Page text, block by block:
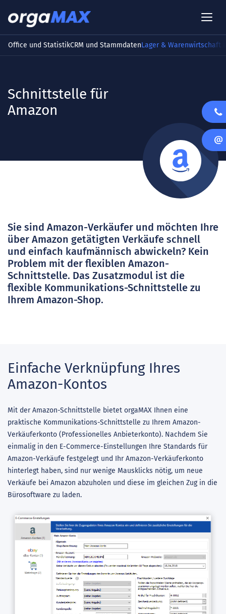
Office und StatistikCRM und StammdatenLager & Warenwirtschaft
Schnittstelle für
Amazon
Sie sind Amazon-Verkäufer und möchten Ihre
über Amazon getätigten Verkäufe schnell
und einfach kaufmännisch abwickeln? Kein
Problem mit der flexiblen Amazon-
Schnittstelle. Das Zusatzmodul ist die
flexible Kommunikations-Schnittstelle zu
Ihrem Amazon-Shop.
Einfache Verknüpfung Ihres
Amazon-Kontos
Mit der Amazon-Schnittstelle bietet orgaMAX Ihnen eine
praktische Kommunikations-Schnittstelle zu Ihrem Amazon-
Verkäuferkonto (Professionelles Anbieterkonto). Nachdem Sie
einmalig in den E-Commerce-Einstellungen Ihre Standards für
Amazon-Verkäufe festgelegt und Ihr Amazon-Verkäuferkonto
hinterlegt haben, sind nur wenige Mausklicks nötig, um neue
Verkäufe bei Amazon abzuholen und diese im gleichen Zug in die
Bürosoftware zu laden.